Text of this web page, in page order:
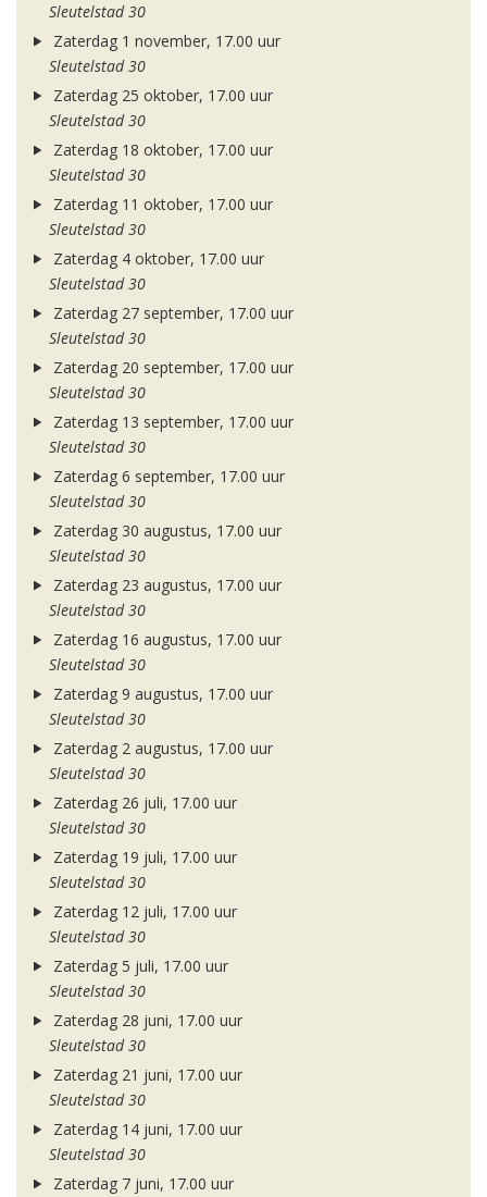
Sleutelstad 30
Zaterdag 1 november, 17.00 uur
Sleutelstad 30
Zaterdag 25 oktober, 17.00 uur
Sleutelstad 30
Zaterdag 18 oktober, 17.00 uur
Sleutelstad 30
Zaterdag 11 oktober, 17.00 uur
Sleutelstad 30
Zaterdag 4 oktober, 17.00 uur
Sleutelstad 30
Zaterdag 27 september, 17.00 uur
Sleutelstad 30
Zaterdag 20 september, 17.00 uur
Sleutelstad 30
Zaterdag 13 september, 17.00 uur
Sleutelstad 30
Zaterdag 6 september, 17.00 uur
Sleutelstad 30
Zaterdag 30 augustus, 17.00 uur
Sleutelstad 30
Zaterdag 23 augustus, 17.00 uur
Sleutelstad 30
Zaterdag 16 augustus, 17.00 uur
Sleutelstad 30
Zaterdag 9 augustus, 17.00 uur
Sleutelstad 30
Zaterdag 2 augustus, 17.00 uur
Sleutelstad 30
Zaterdag 26 juli, 17.00 uur
Sleutelstad 30
Zaterdag 19 juli, 17.00 uur
Sleutelstad 30
Zaterdag 12 juli, 17.00 uur
Sleutelstad 30
Zaterdag 5 juli, 17.00 uur
Sleutelstad 30
Zaterdag 28 juni, 17.00 uur
Sleutelstad 30
Zaterdag 21 juni, 17.00 uur
Sleutelstad 30
Zaterdag 14 juni, 17.00 uur
Sleutelstad 30
Zaterdag 7 juni, 17.00 uur